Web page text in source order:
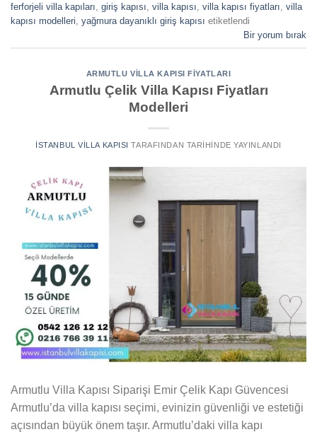
ferforjeli villa kapıları giriş kapısı villa kapısı villa kapısı fiyatları villa
kapısı modelleri yağmura dayanıklı giriş kapısı etiketlendi
Bir yorum bırak
ARMUTLU VILLA KAPISI FIYATLARI
Armutlu Çelik Villa Kapısı Fiyatları
Modelleri
İSTANBUL VILLA KAPISI TARAFINDAN TARIHINDE YAYINLANDI
Armutlu Villa Kapısı Siparişi Emir Çelik Kapı Güvencesi
Armutlu’da villa kapısı seçimi, evinizin güvenliği ve estetiği
açısından büyük önem taşır. Armutlu’daki villa kapı